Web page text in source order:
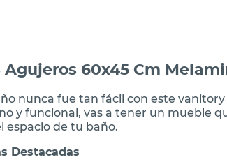
60x45 Cm
nunca fue tan fácil con este
y funcional, vas a tener un mueble
espacio de tu baño.
Destacadas